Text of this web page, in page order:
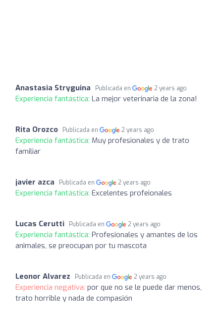
Anastasia Stryguina Publicada en 2 years ago
Experiencia fantástica: La mejor veterinaria de la zona!
Rita Orozco Publicada en 2 years ago
Experiencia fantástica: Muy profesionales y de trato
familiar
javier azca Publicada en 2 years ago
Experiencia fantástica: Excelentes profeionales
Lucas Cerutti Publicada en 2 years ago
Experiencia fantástica: Profesionales y amantes de los
animales, se preocupan por tu mascota
Leonor Alvarez Publicada en 2 years ago
Experiencia negativa: por que no se le puede dar menos,
trato horrible y nada de compasión